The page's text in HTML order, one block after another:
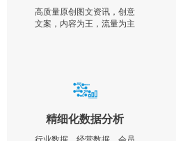
高质量原创图文资讯，创意
文案，内容为王，流量为主
精细化数据分析